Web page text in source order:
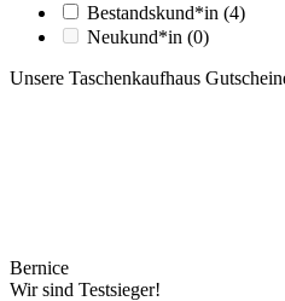
Bestandskund*in (4)
Neukund*in (0)
Unsere Taschenkaufhaus
Bernice
Wir sind Testsieger!